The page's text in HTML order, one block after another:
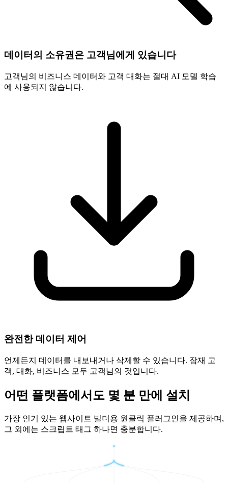
데이터의 소유권은 고객님에게 있습니다
고객님의 비즈니스 데이터와 고객 대화는 절대 AI 모델 학습
에 사용되지 않습니다.
완전한 데이터 제어
언제든지 데이터를 내보내거나 삭제할 수 있습니다. 잠재 고
객, 대화, 비즈니스 모두 고객님의 것입니다.
어떤 플랫폼에서도 몇 분 만에 설치
가장 인기 있는 웹사이트 빌더용 원클릭 플러그인을 제공하며,
그 외에는 스크립트 태그 하나면 충분합니다.